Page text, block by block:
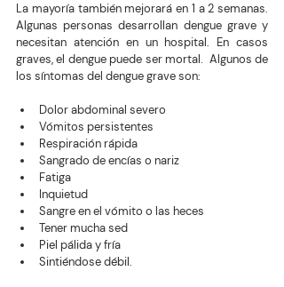
La mayoría también mejorará en 1 a 2 semanas.
Algunas personas desarrollan dengue grave y
necesitan atención en un hospital. En casos
graves, el dengue puede ser mortal.  Algunos de
los síntomas del dengue grave son:
Dolor abdominal severo
Vómitos persistentes
Respiración rápida
Sangrado de encías o nariz
Fatiga
Inquietud
Sangre en el vómito o las heces
Tener mucha sed
Piel pálida y fría
Sintiéndose débil.